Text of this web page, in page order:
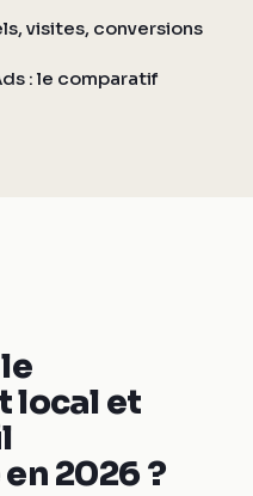
visites, conversions
: le comparatif
local et
2026 ?